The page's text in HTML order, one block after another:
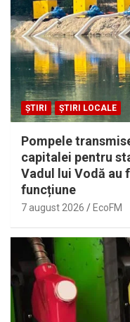
ȘTIRI ȘTIRI LOCALE
Pompele
capitalei pentru
Vadul lui Vodă au
funcțiune
7 august 2026 EcoFM